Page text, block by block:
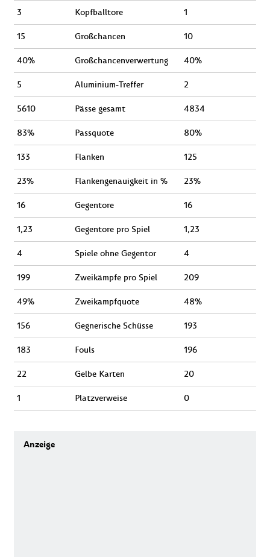
3 Kopfballtore 1
15 Großchancen 10
40% Großchancenverwertung 40%
5 Aluminium-Treffer 2
5610 Pässe gesamt 4834
83% Passquote 80%
133 Flanken 125
23% Flankengenauigkeit in % 23%
16 Gegentore 16
1,23 Gegentore pro Spiel 1,23
4 Spiele ohne Gegentor 4
199 Zweikämpfe pro Spiel 209
49% Zweikampfquote 48%
156 Gegnerische Schüsse 193
183 Fouls 196
22 Gelbe Karten 20
1 Platzverweise 0